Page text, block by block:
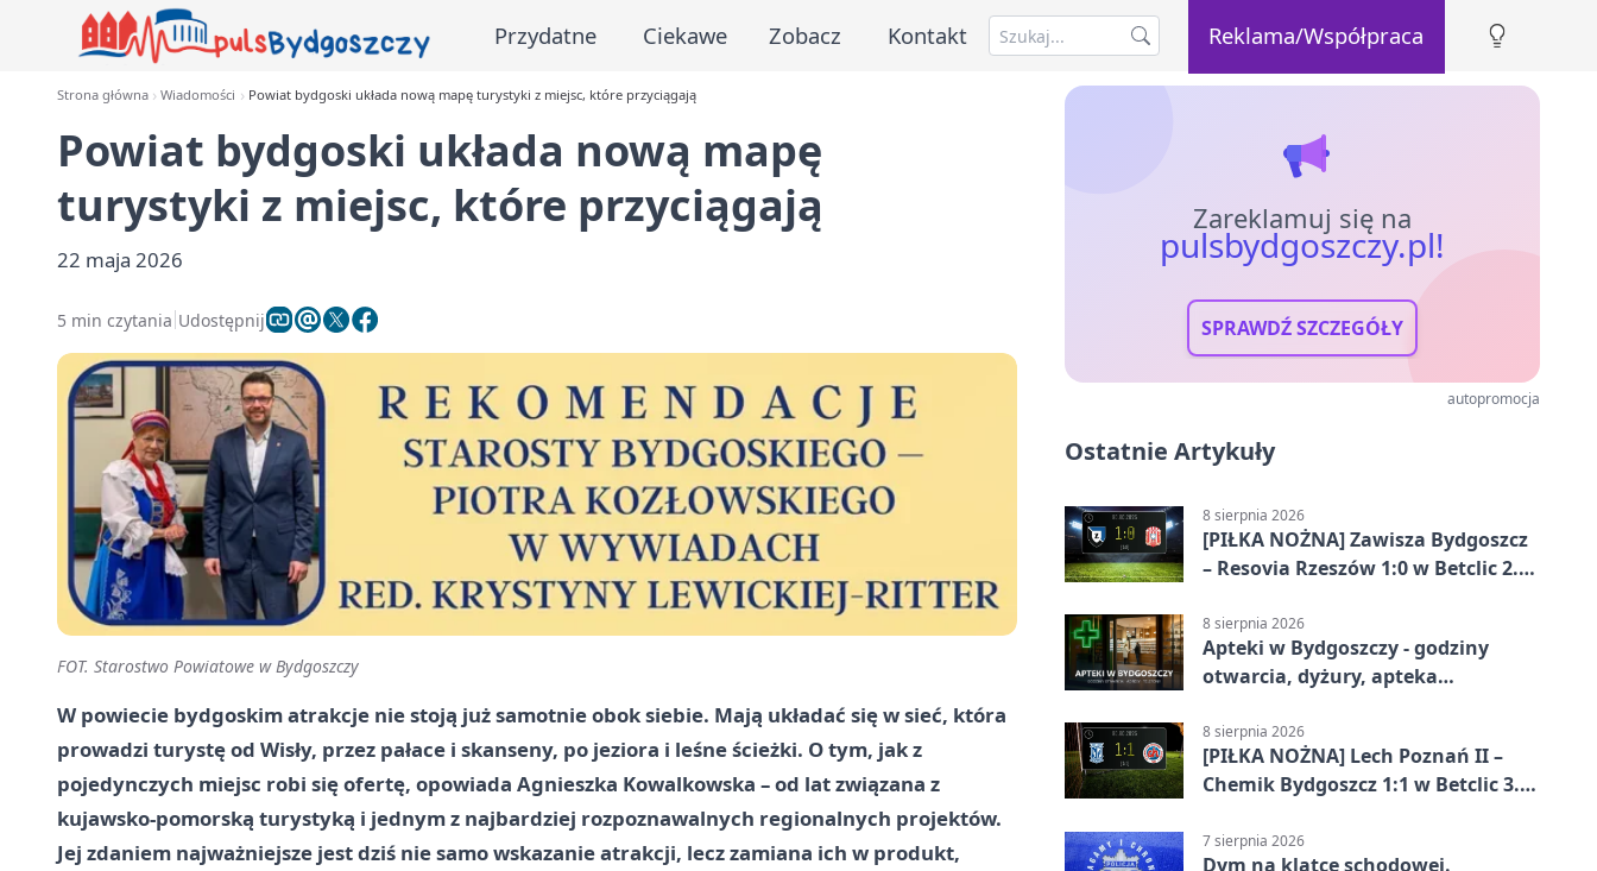
Przydatne Ciekawe Zobacz Kontakt Reklama/Współpraca
Strona główna Wiadomości Powiat bydgoski układa nową mapę turystyki z miejsc, które przyciągają
Powiat bydgoski układa nową mapę
turystyki z miejsc, które przyciągają
22 maja 2026
5 min czytania Udostępnij
FOT. Starostwo Powiatowe w Bydgoszczy
W powiecie bydgoskim atrakcje nie stoją już samotnie obok siebie. Mają układać się w sieć, która
prowadzi turystę od Wisły, przez pałace i skanseny, po jeziora i leśne ścieżki. O tym, jak z
pojedynczych miejsc robi się ofertę, opowiada Agnieszka Kowalkowska – od lat związana z
kujawsko-pomorską turystyką i jednym z najbardziej rozpoznawalnych regionalnych projektów.
Jej zdaniem najważniejsze jest dziś nie samo wskazanie atrakcji, lecz zamiana ich w produkt,
Zareklamuj się na
pulsbydgoszczy.pl!
SPRAWDŹ SZCZEGÓŁY
autopromocja
Ostatnie Artykuły
8 sierpnia 2026
[PIŁKA NOŻNA] Zawisza Bydgoszcz
– Resovia Rzeszów 1:0 w Betclic 2.
gospodarzy
8 sierpnia 2026
Apteki w Bydgoszczy - godziny
otwarcia, dyżury, apteka
8 sierpnia 2026
[PIŁKA NOŻNA] Lech Poznań II –
Chemik Bydgoszcz 1:1 w Betclic 3.
Bydgoszczanie wywieźli punkt z
7 sierpnia 2026
Dym na klatce schodowej.